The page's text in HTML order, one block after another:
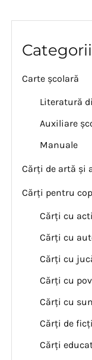
Categorii
Carte școlară
Literatură
Auxiliare
Manuale
Cărți de artă și
Cărți pentru
Cărți cu
Cărți cu
Cărți cu
Cărți cu
Cărți cu
Cărți de
Cărți